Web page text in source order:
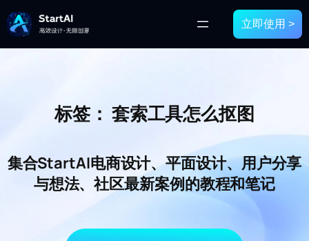
立即使用 >
标签： 套索工具怎么抠图
集合StartAI电商设计、平面设计、用户分享
与想法、社区最新案例的教程和笔记